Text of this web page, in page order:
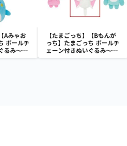
Aみゃお
ボールチ
るみ～
～
【たまごっち】【Bもんが
っち】たまごっち ボールチ
ェーン付きぬいぐるみ～
Tamagotchi Paradise～